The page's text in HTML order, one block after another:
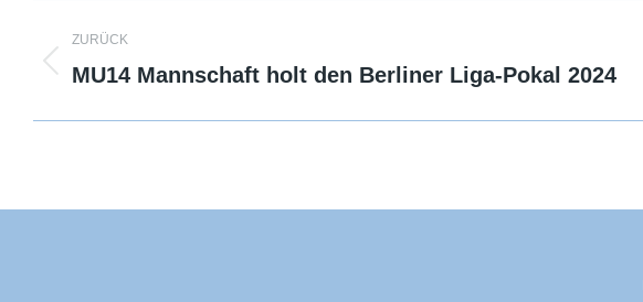
Kommentarnavigation
ZURÜCK
Vorheriger
MU14 Mannschaft holt den Berliner Liga-Pokal 2024